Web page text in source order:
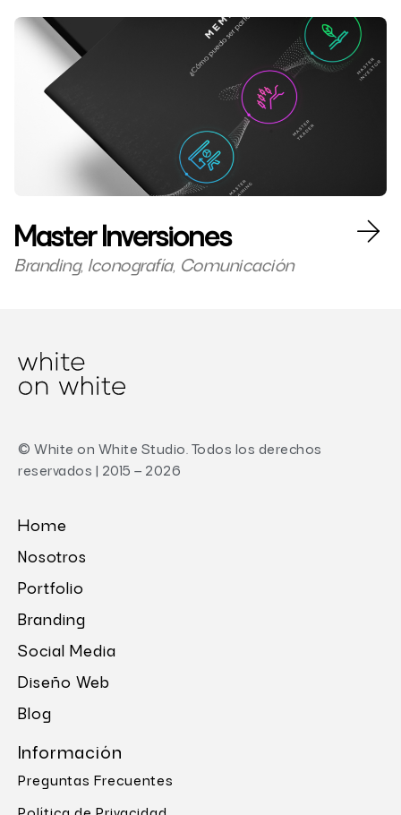
Master Inversiones
Branding, Iconografía, Comunicación
© White on White Studio. Todos los derechos
reservados | 2015 – 2026
Home
Nosotros
Portfolio
Branding
Social Media
Diseño Web
Blog
Información
Preguntas Frecuentes